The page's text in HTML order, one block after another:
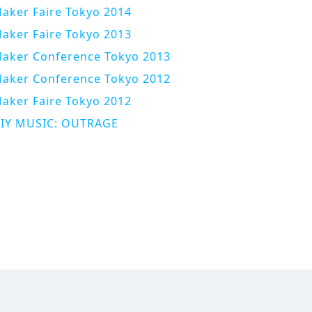
Faire Tokyo 2014
Faire Tokyo 2013
Conference Tokyo 2013
Conference Tokyo 2012
Faire Tokyo 2012
MUSIC: OUTRAGE